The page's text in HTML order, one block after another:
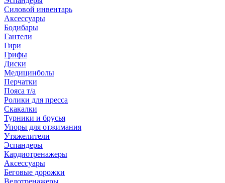
Силовой инвентарь
Аксессуары
Бодибары
Гантели
Гири
Грифы
Диски
Медицинболы
Перчатки
Пояса т/а
Ролики для пресса
Скакалки
Турники и брусья
Упоры для отжимания
Утяжелители
Эспандеры
Кардиотренажеры
Аксессуары
Беговые дорожки
Велотренажеры